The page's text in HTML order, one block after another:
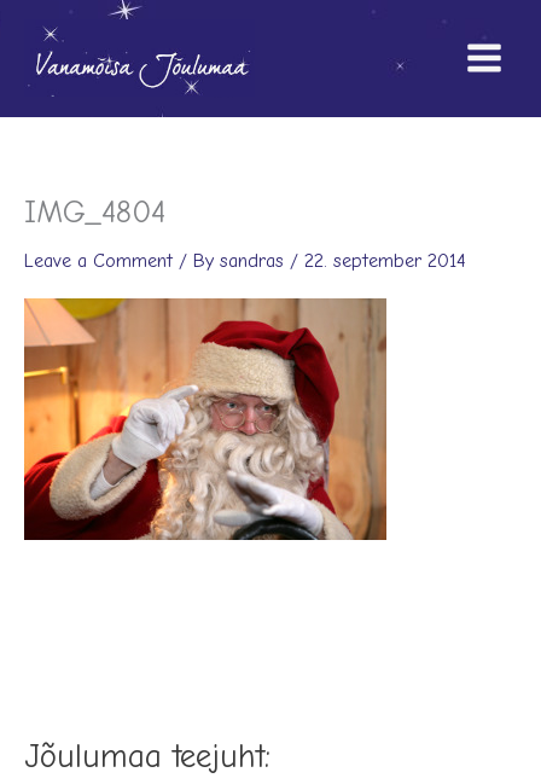
content
Jõulumaa teejuht:
IMG_4804
Leave a Comment / By sandras / 22. september 2014